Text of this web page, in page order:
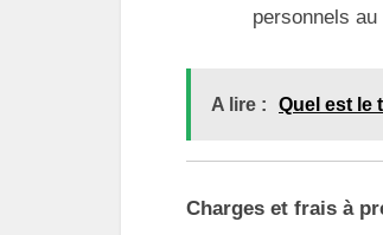
personnels
A lire : Quel est le
Charges et frais à